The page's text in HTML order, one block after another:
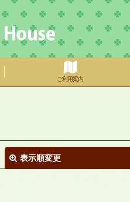
ご利用案内
表示順変更